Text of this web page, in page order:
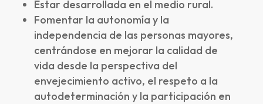
Estar desarrollada en el medio rural.
Fomentar la autonomía y la
independencia de las personas mayores,
centrándose en mejorar la calidad de
vida desde la perspectiva del
envejecimiento activo, el respeto a la
autodeterminación y la participación en